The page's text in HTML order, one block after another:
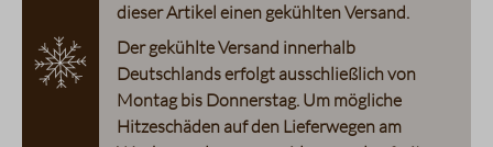
dieser Artikel einen gekühlten Versand.
Der gekühlte Versand innerhalb
Deutschlands erfolgt ausschließlich von
Montag bis Donnerstag. Um mögliche
Hitzeschäden auf den Lieferwegen am